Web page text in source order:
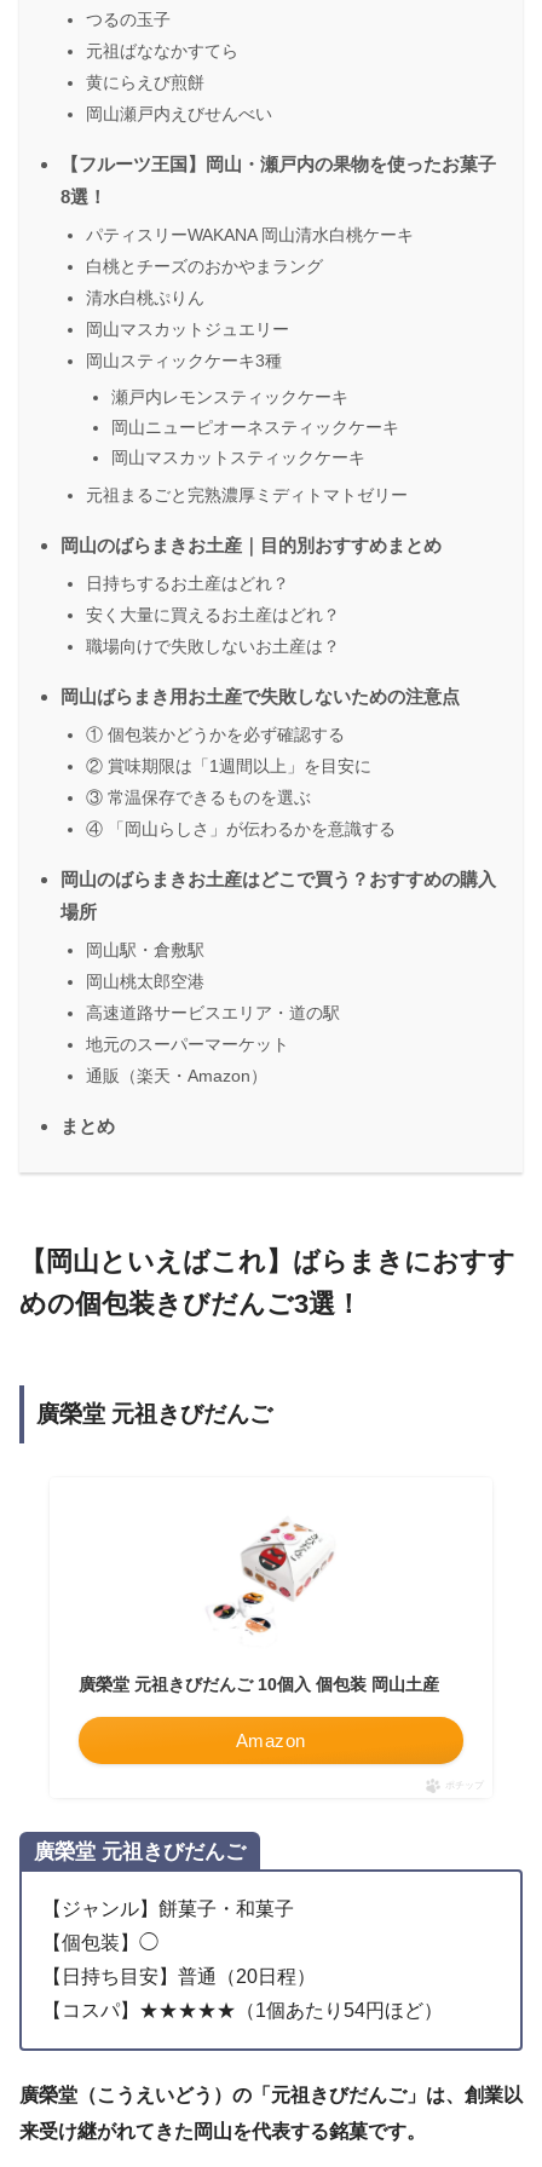
つるの玉子
元祖ばななかすてら
黄にらえび煎餅
岡山瀬戸内えびせんべい
【フルーツ王国】岡山・瀬戸内の果物を使ったお菓子
8選！
パティスリーWAKANA 岡山清水白桃ケーキ
白桃とチーズのおかやまラング
清水白桃ぷりん
岡山マスカットジュエリー
岡山スティックケーキ3種
瀬戸内レモンスティックケーキ
岡山ニューピオーネスティックケーキ
岡山マスカットスティックケーキ
元祖まるごと完熟濃厚ミディトマトゼリー
岡山のばらまきお土産｜目的別おすすめまとめ
日持ちするお土産はどれ？
安く大量に買えるお土産はどれ？
職場向けで失敗しないお土産は？
岡山ばらまき用お土産で失敗しないための注意点
① 個包装かどうかを必ず確認する
② 賞味期限は「1週間以上」を目安に
③ 常温保存できるものを選ぶ
④ 「岡山らしさ」が伝わるかを意識する
岡山のばらまきお土産はどこで買う？おすすめの購入
場所
岡山駅・倉敷駅
岡山桃太郎空港
高速道路サービスエリア・道の駅
地元のスーパーマーケット
通販（楽天・Amazon）
まとめ
【岡山といえばこれ】ばらまきにおすす
めの個包装きびだんご3選！
廣榮堂 元祖きびだんご
廣榮堂 元祖きびだんご 10個入 個包装 岡山土産
Amazon
ポチップ
廣榮堂 元祖きびだんご
【ジャンル】餅菓子・和菓子
【個包装】◯
【日持ち目安】普通（20日程）
【コスパ】★★★★★（1個あたり54円ほど）
廣榮堂（こうえいどう）の「元祖きびだんご」は、創業以
来受け継がれてきた岡山を代表する銘菓です。